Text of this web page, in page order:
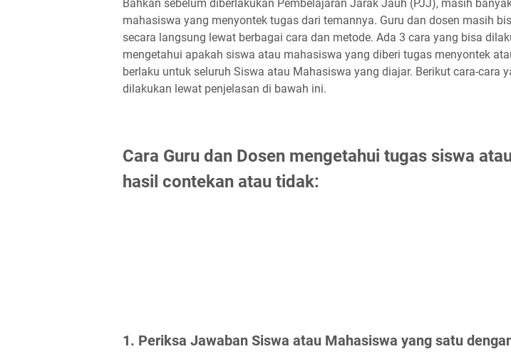
Bahkan sebelum diberlakukan Pembelajaran Jarak Jauh (PJJ), masih
mahasiswa yang menyontek tugas dari temannya. Guru dan dosen masih
secara langsung lewat berbagai cara dan metode. Ada 3 cara yang bisa
mengetahui apakah siswa atau mahasiswa yang diberi tugas menyontek
berlaku untuk seluruh Siswa atau Mahasiswa yang diajar. Berikut cara-cara
dilakukan lewat penjelasan di bawah ini.
Cara Guru dan Dosen mengetahui tugas siswa
hasil contekan atau tidak:
1. Periksa Jawaban Siswa atau Mahasiswa yang satu